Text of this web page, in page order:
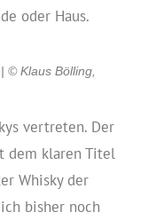
oder Haus.
© Klaus Bölling,
vertreten. Der
klaren Titel
Whisky der
bisher noch